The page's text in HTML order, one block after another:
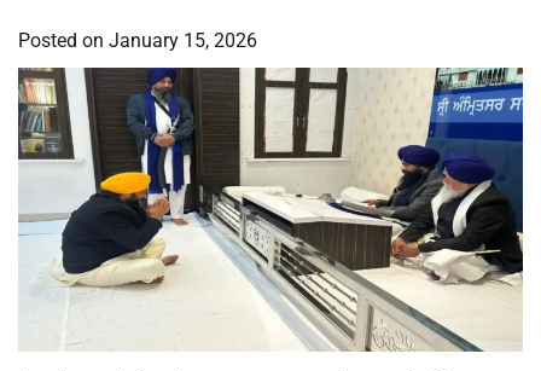
Posted on January 15, 2026